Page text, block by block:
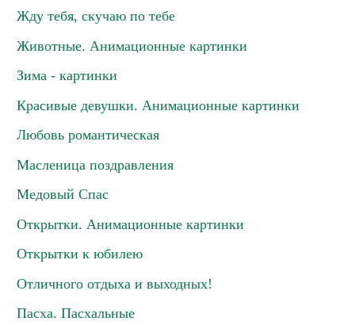
Жду тебя, скучаю по тебе
Животные. Анимационные картинки
Зима - картинки
Красивые девушки. Анимационные картинки
Любовь романтическая
Масленица поздравления
Медовый Спас
Открытки. Анимационные картинки
Открытки к юбилею
Отличного отдыха и выходных!
Пасха. Пасхальные